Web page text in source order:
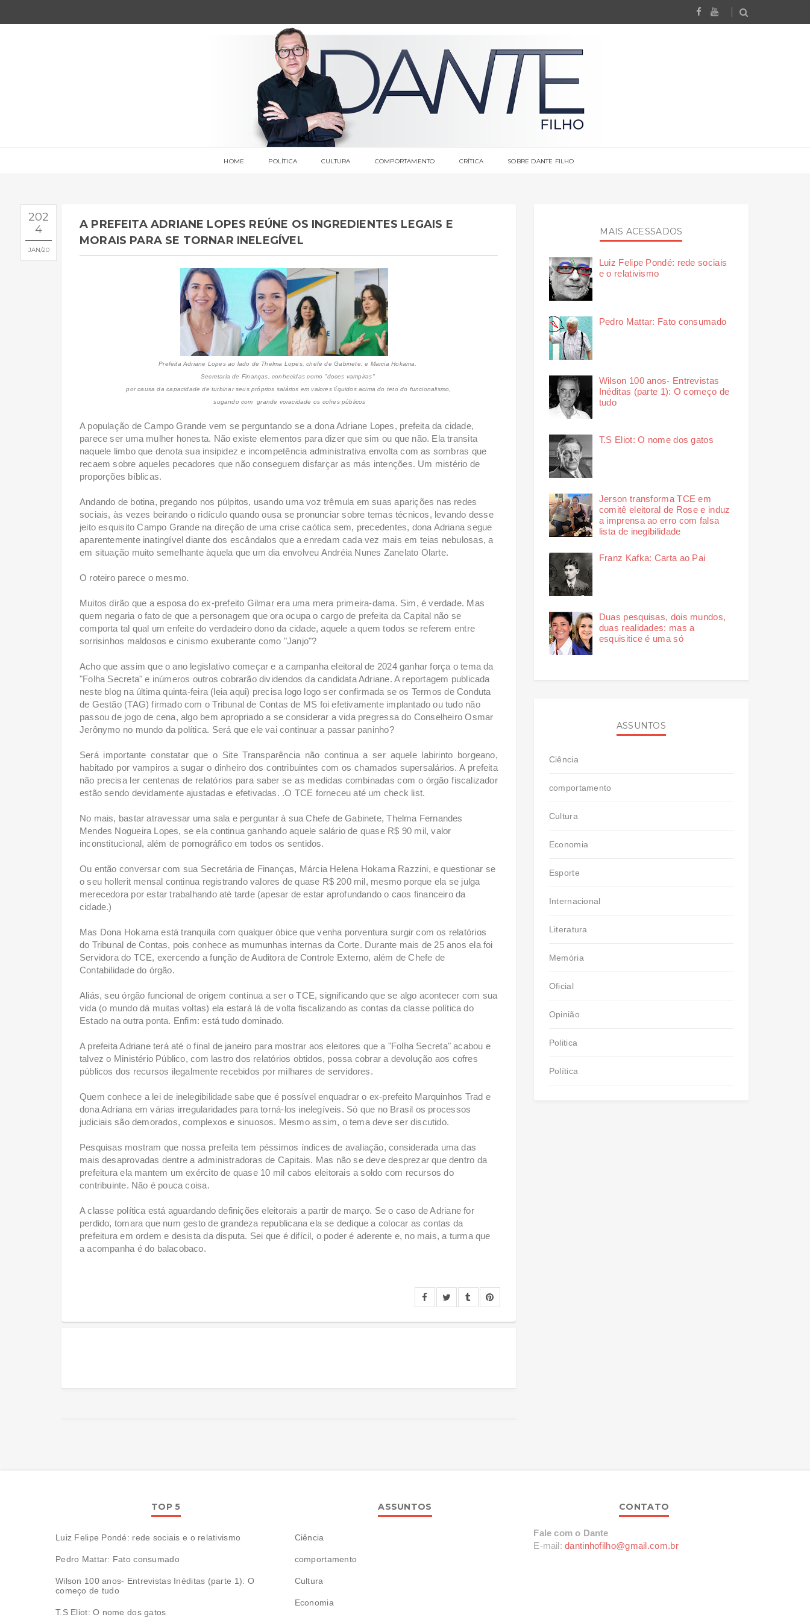
HOME POLÍTICA CULTURA COMPORTAMENTO CRÍTICA SOBRE DANTE FILHO
202
4
JAN 20
A PREFEITA ADRIANE LOPES REÚNE OS INGREDIENTES LEGAIS E
MORAIS PARA SE TORNAR INELEGÍVEL
Prefeita Adriane Lopes ao lado de Thelma Lopes, chefe de Gabinete, e Marcia Hokama,
Secretaria de Finanças, conhecidas como "doces vampiras"
por causa da capacidade de turbinar seus próprios salários em valores líquidos acima do teto do funcionalismo,
sugando com grande voracidade os cofres públicos
A população de Campo Grande vem se perguntando se a dona Adriane Lopes, prefeita da cidade,
parece ser uma mulher honesta. Não existe elementos para dizer que sim ou que não. Ela transita
naquele limbo que denota sua insipidez e incompetência administrativa envolta com as sombras que
recaem sobre aqueles pecadores que não conseguem disfarçar as más intenções. Um mistério de
proporções bíblicas.
Andando de botina, pregando nos púlpitos, usando uma voz trêmula em suas aparições nas redes
sociais, às vezes beirando o ridículo quando ousa se pronunciar sobre temas técnicos, levando desse
jeito esquisito Campo Grande na direção de uma crise caótica sem, precedentes, dona Adriana segue
aparentemente inatingível diante dos escândalos que a enredam cada vez mais em teias nebulosas, a
em situação muito semelhante àquela que um dia envolveu Andréia Nunes Zanelato Olarte.
O roteiro parece o mesmo.
Muitos dirão que a esposa do ex-prefeito Gilmar era uma mera primeira-dama. Sim, é verdade. Mas
quem negaria o fato de que a personagem que ora ocupa o cargo de prefeita da Capital não se
comporta tal qual um enfeite do verdadeiro dono da cidade, aquele a quem todos se referem entre
sorrisinhos maldosos e cinismo exuberante como "Janjo"?
Acho que assim que o ano legislativo começar e a campanha eleitoral de 2024 ganhar força o tema da
"Folha Secreta" e inúmeros outros cobrarão dividendos da candidata Adriane. A reportagem publicada
neste blog na última quinta-feira (leia aqui) precisa logo logo ser confirmada se os Termos de Conduta
de Gestão (TAG) firmado com o Tribunal de Contas de MS foi efetivamente implantado ou tudo não
passou de jogo de cena, algo bem apropriado a se considerar a vida pregressa do Conselheiro Osmar
Jerônymo no mundo da política. Será que ele vai continuar a passar paninho?
Será importante constatar que o Site Transparência não continua a ser aquele labirinto borgeano,
habitado por vampiros a sugar o dinheiro dos contribuintes com os chamados supersalários. A prefeita
não precisa ler centenas de relatórios para saber se as medidas combinadas com o órgão fiscalizador
estão sendo devidamente ajustadas e efetivadas. .O TCE forneceu até um check list.
No mais, bastar atravessar uma sala e perguntar à sua Chefe de Gabinete, Thelma Fernandes
Mendes Nogueira Lopes, se ela continua ganhando aquele salário de quase R$ 90 mil, valor
inconstitucional, além de pornográfico em todos os sentidos.
Ou então conversar com sua Secretária de Finanças, Márcia Helena Hokama Razzini, e questionar se
o seu hollerit mensal continua registrando valores de quase R$ 200 mil, mesmo porque ela se julga
merecedora por estar trabalhando até tarde (apesar de estar aprofundando o caos financeiro da
cidade.)
Mas Dona Hokama está tranquila com qualquer óbice que venha porventura surgir com os relatórios
do Tribunal de Contas, pois conhece as mumunhas internas da Corte. Durante mais de 25 anos ela foi
Servidora do TCE, exercendo a função de Auditora de Controle Externo, além de Chefe de
Contabilidade do órgão.
Aliás, seu órgão funcional de origem continua a ser o TCE, significando que se algo acontecer com sua
vida (o mundo dá muitas voltas) ela estará lá de volta fiscalizando as contas da classe política do
Estado na outra ponta. Enfim: está tudo dominado.
A prefeita Adriane terá até o final de janeiro para mostrar aos eleitores que a "Folha Secreta" acabou e
talvez o Ministério Público, com lastro dos relatórios obtidos, possa cobrar a devolução aos cofres
públicos dos recursos ilegalmente recebidos por milhares de servidores.
Quem conhece a lei de inelegibilidade sabe que é possível enquadrar o ex-prefeito Marquinhos Trad e
dona Adriana em várias irregularidades para torná-los inelegíveis. Só que no Brasil os processos
judiciais são demorados, complexos e sinuosos. Mesmo assim, o tema deve ser discutido.
Pesquisas mostram que nossa prefeita tem péssimos índices de avaliação, considerada uma das
mais desaprovadas dentre a administradoras de Capitais. Mas não se deve desprezar que dentro da
prefeitura ela mantem um exército de quase 10 mil cabos eleitorais a soldo com recursos do
contribuinte. Não é pouca coisa.
A classe política está aguardando definições eleitorais a partir de março. Se o caso de Adriane for
perdido, tomara que num gesto de grandeza republicana ela se dedique a colocar as contas da
prefeitura em ordem e desista da disputa. Sei que é difícil, o poder é aderente e, no mais, a turma que
a acompanha é do balacobaco.
MAIS ACESSADOS
Luiz Felipe Pondé: rede sociais
e o relativismo
Pedro Mattar: Fato consumado
Wilson 100 anos- Entrevistas
Inéditas (parte 1): O começo de
tudo
T.S Eliot: O nome dos gatos
Jerson transforma TCE em
comitê eleitoral de Rose e induz
a imprensa ao erro com falsa
lista de inegibilidade
Franz Kafka: Carta ao Pai
Duas pesquisas, dois mundos,
duas realidades: mas a
esquisitice é uma só
ASSUNTOS
Ciência
comportamento
Cultura
Economia
Esporte
Internacional
Literatura
Memória
Oficial
Opinião
Politica
Política
TOP 5
Luiz Felipe Pondé: rede sociais e o relativismo
Pedro Mattar: Fato consumado
Wilson 100 anos- Entrevistas Inéditas (parte 1): O
começo de tudo
T.S Eliot: O nome dos gatos
ASSUNTOS
Ciência
comportamento
Cultura
Economia
CONTATO
Fale com o Dante
E-mail: dantinhofilho@gmail.com.br